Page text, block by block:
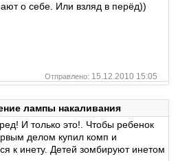
о себе. Или взляд в перёд))
Отправлено: 15.12.2010 15:05
лампы накаливания
И только это!. Чтобы ребенок
делом купил комп и
к инету. Детей зомбируют инетом